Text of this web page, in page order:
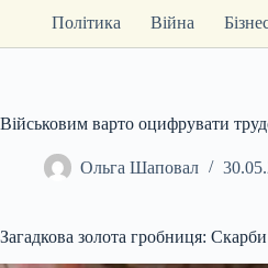
Політика Війна
Військовим варто оцифрувати
Ольга Шаповал
Загадкова золота гробниця: